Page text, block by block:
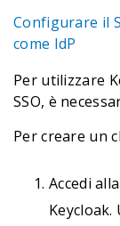
Configurare il
come IdP
Per utilizzare
SSO, è
Per creare un
Accedi